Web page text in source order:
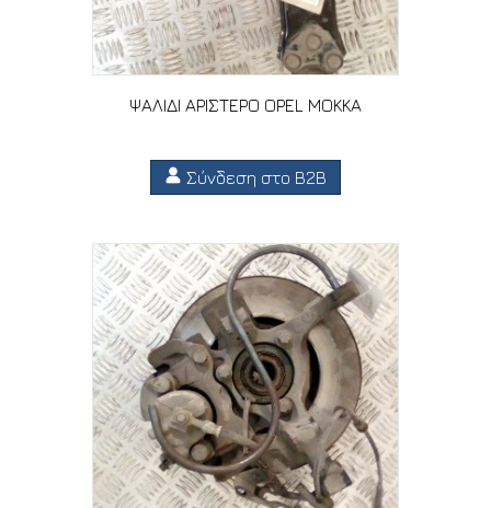
ΨΑΛΙΔΙ ΑΡΙΣΤΕΡΟ OPEL MOKKA
Σύνδεση στο B2B